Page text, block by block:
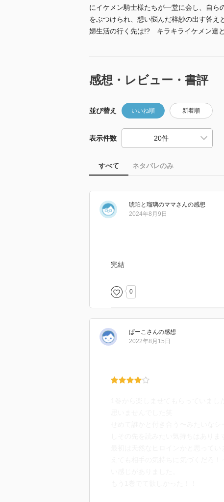
にイケメン騎士様たちが一堂に会し、自
をぶつけられ、想い悩んだ梓紗の出す答
婦生活の行く先は!? キラキライケメン達
感想・レビュー・書評
並び替え いいね順 新着順
表示件数
すべて ネタバレのみ
琥珀と瑠璃のママさんの感想
2024年8月9日
完結
0
ぱーこ さんの感想
2022年8月15日